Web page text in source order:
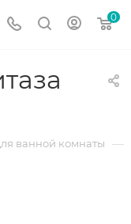
0
ванной комнаты —